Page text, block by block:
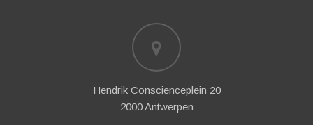
Hendrik Conscienceplein 20
2000 Antwerpen